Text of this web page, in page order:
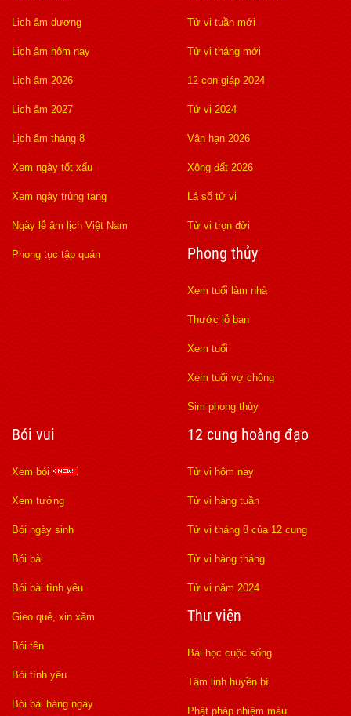
Lịch âm dương
Lịch âm hôm nay
Lịch âm 2026
Lịch âm 2027
Lịch âm tháng 8
Xem ngày tốt xấu
Xem ngày trùng tang
Ngày lễ âm lịch Việt Nam
Phong tục tập quán
Tử vi tuần mới
Tử vi tháng mới
12 con giáp 2024
Tử vi 2024
Vận hạn 2026
Xông đất 2026
Lá số tử vi
Tử vi trọn đời
Phong thủy
Xem tuổi làm nhà
Thước lỗ ban
Xem tuổi
Xem tuổi vợ chồng
Sim phong thủy
Bói vui
Xem bói
Xem tướng
Bói ngày sinh
Bói bài
Bói bài tình yêu
Gieo quẻ, xin xăm
Bói tên
Bói tình yêu
Bói bài hàng ngày
12 cung hoàng đạo
Tử vi hôm nay
Tử vi hàng tuần
Tử vi tháng 8 của 12 cung
Tử vi hàng tháng
Tử vi năm 2024
Thư viện
Bài học cuộc sống
Tâm linh huyền bí
Phật pháp nhiệm màu